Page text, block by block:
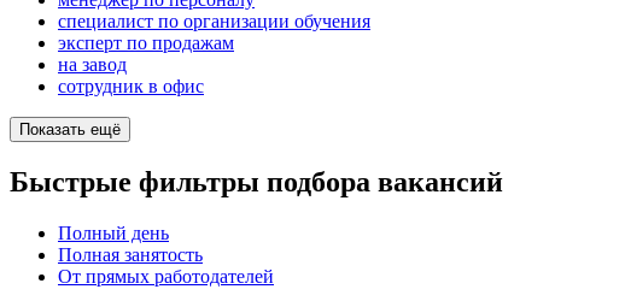
специалист по организации обучения
эксперт по продажам
на завод
сотрудник в офис
Показать ещё
Быстрые фильтры подбора вакансий
Полный день
Полная занятость
От прямых работодателей